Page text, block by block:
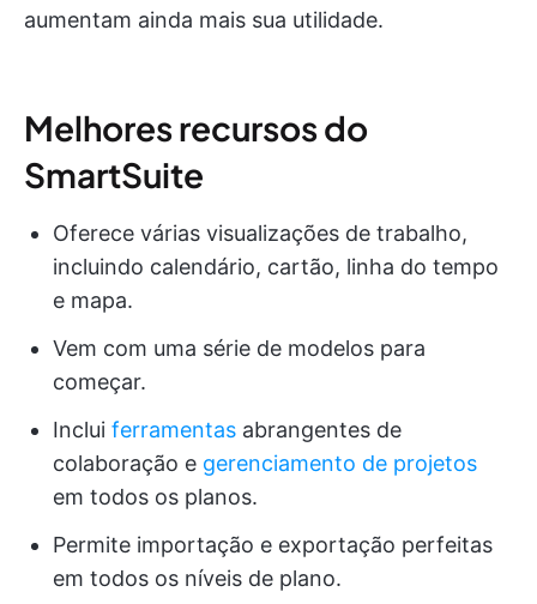
aumentam ainda mais sua utilidade.
Melhores recursos do
SmartSuite
Oferece várias visualizações de trabalho,
incluindo calendário, cartão, linha do tempo
e mapa.
Vem com uma série de modelos para
começar.
Inclui ferramentas abrangentes de
colaboração e gerenciamento de projetos
em todos os planos.
Permite importação e exportação perfeitas
em todos os níveis de plano.